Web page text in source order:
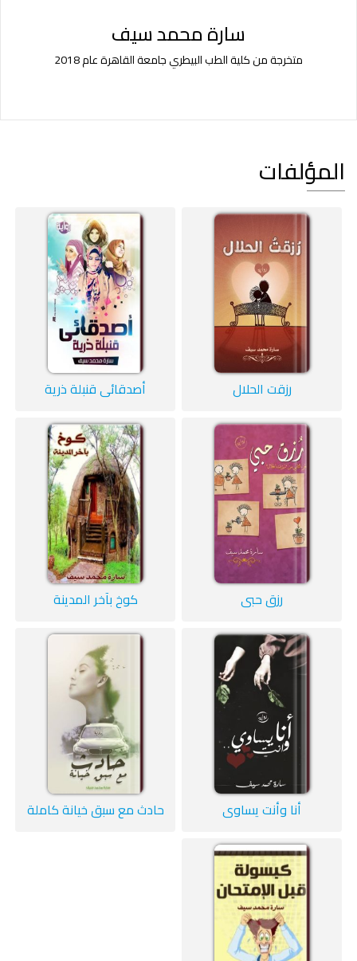
سارة محمد سيف
متخرجة من كلية الطب البيطري جامعة القاهرة عام 2018
المؤلفات
رزقت الحلال أصدقائي قنبلة ذرية
رزق حبي كوخ بآخر المدينة
أنا وأنت يساوي حادث مع سبق خيانة كاملة